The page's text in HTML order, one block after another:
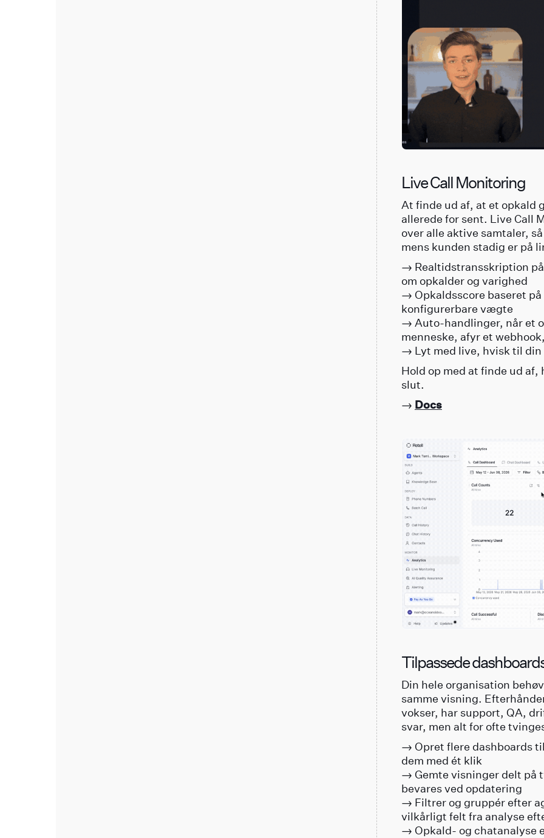
Live Call Monitoring
At finde ud af, at et opkald
allerede for sent. Live Call
over alle aktive samtaler,
mens kunden stadig er på
→ Realtidstransskription
om opkalder og varighed
→ Opkaldsscore baseret
konfigurerbare vægte
→ Auto-handlinger, når et
menneske, afyr et
→ Lyt med live, hvisk til
Hold op med at finde ud
slut.
→ Docs
Tilpassede
Din hele organisation
samme visning.
vokser, har support, QA,
svar, men alt for ofte
→ Opret flere dashboards
dem med ét klik
→ Gemte visninger delt på
bevares ved opdatering
→ Filtrer og gruppér efter
vilkårligt felt fra analyse
→ Opkald- og chatanalyse